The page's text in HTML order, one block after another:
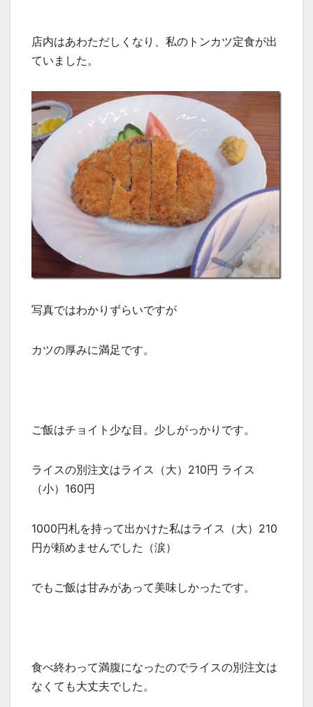
店内はあわただしくなり、私のトンカツ定食が出
ていました。
写真ではわかりずらいですが
カツの厚みに満足です。
ご飯はチョイト少な目。少しがっかりです。
ライスの別注文はライス（大）210円 ライス
（小）160円
1000円札を持って出かけた私はライス（大）210
円が頼めませんでした（涙）
でもご飯は甘みがあって美味しかったです。
食べ終わって満腹になったのでライスの別注文は
なくても大丈夫でした。